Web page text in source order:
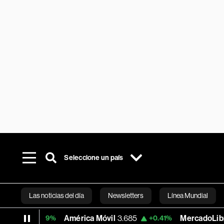
Seleccione un país
Las noticias del día Newsletters Línea Mundial
Bloomberg
América Móvil 3.685 +0.41% MercadoLibre 1,916.255